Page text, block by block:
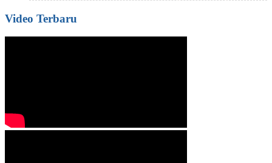
Video Terbaru